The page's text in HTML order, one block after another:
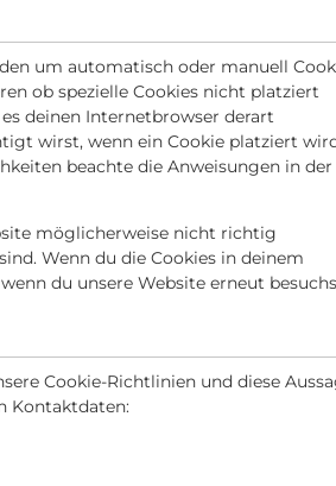
um automatisch oder manuell
ob spezielle Cookies nicht platziert
deinen Internetbrowser derart
wirst, wenn ein Cookie platziert
beachte die Anweisungen in der
möglicherweise nicht richtig
Wenn du die Cookies in deinem
du unsere Website erneut
Cookie-Richtlinien und diese
Kontaktdaten: